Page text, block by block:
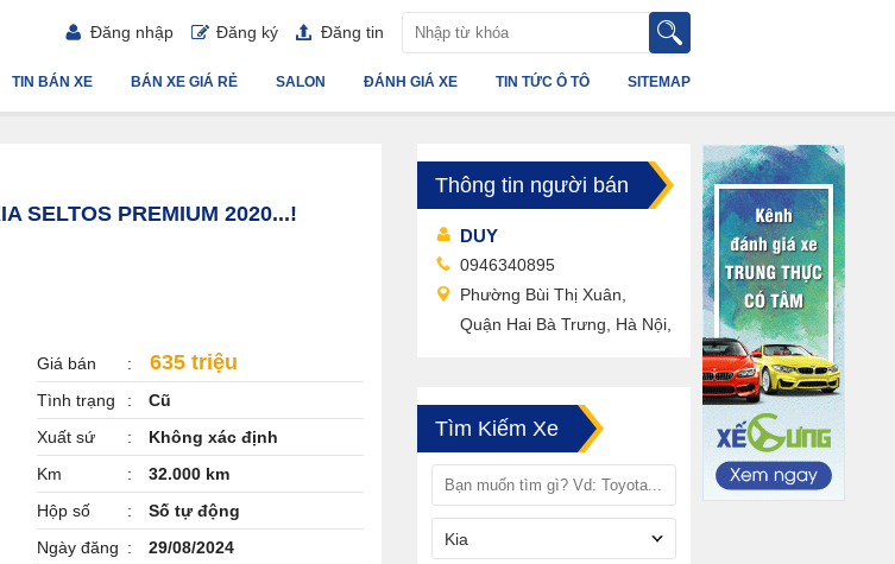
Đăng nhập Đăng ký Đăng tin
SITEMAP
TIN TỨC Ô TÔ
ĐÁNH GIÁ XE
SALON
BÁN XE GIÁ RẺ
TIN BÁN XE
SELTOS PREMIUM 2020...!
Giá bán 635 triệu
Tình trạng
Cũ
Xuất sứ
Không xác định
Km
32.000 km
Hộp số
Số tự động
Ngày đăng
29/08/2024
Thông tin người bán
DUY
0946340895
Phường Bùi Thị Xuân,
Quận Hai Bà Trưng, Hà Nội,
Tìm Kiếm Xe
Kia